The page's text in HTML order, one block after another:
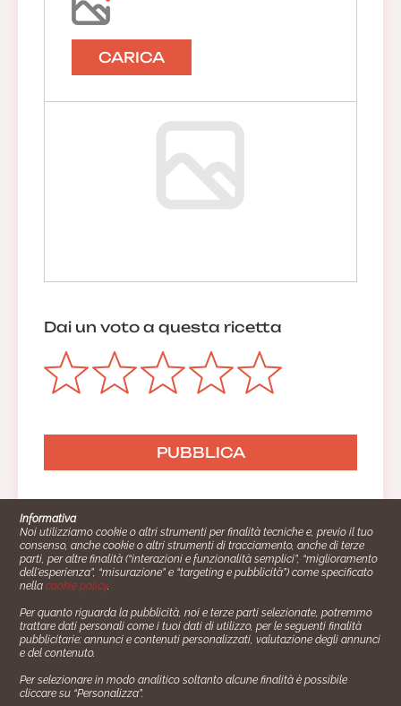
CARICA
Dai un voto a questa ricetta
Cucinare.it è un marchio commerciale di Impiego24.it s.r.l.
copyright 2014 - 2024 P.IVA: 03406490130
Azienda certiﬁcata ISO 27001 numero: SNR 73140386/89/I
- Azienda certiﬁcata ISO 9001 numero: SNR
Informativa
Noi utilizziamo cookie o altri strumenti per finalità tecniche e, previo il tuo
consenso, anche cookie o altri strumenti di tracciamento, anche di terze
parti, per altre finalità (“interazioni e funzionalità semplici”, “miglioramento
dell'esperienza”, “misurazione” e “targeting e pubblicità”) come specificato
nellacookie policy.
Per quanto riguarda la pubblicità, noi e terze parti selezionate, potremmo
trattare dati personali come i tuoi dati di utilizzo, per le seguenti finalità
pubblicitarie: annunci e contenuti personalizzati, valutazione degli annunci
e del contenuto.
Per selezionare in modo analitico soltanto alcune finalità è possibile
cliccare su “Personalizza”.